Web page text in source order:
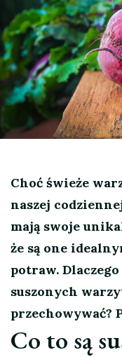
Choć świeże
naszej
mają swoje
że są one
potraw.
suszonych
przechowywać?
Co to są